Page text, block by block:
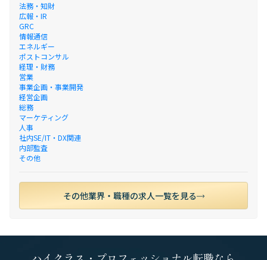
法務・知財
広報・IR
GRC
情報通信
エネルギー
ポストコンサル
経理・財務
営業
事業企画・事業開発
経営企画
総務
マーケティング
人事
社内SE/IT・DX関連
内部監査
その他
その他業界・職種の求人一覧を見る